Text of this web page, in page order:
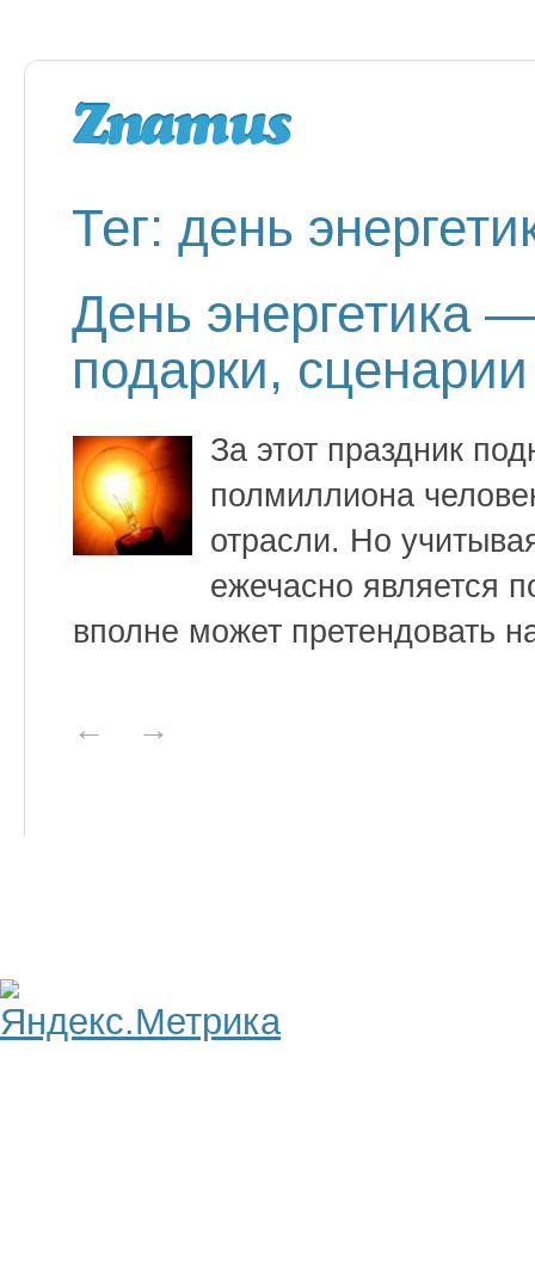
Тег: день
День энергетика
подарки, сценарии
За этот праздник
полмиллиона
отрасли. Но
ежечасно является
вполне может претендовать
← →